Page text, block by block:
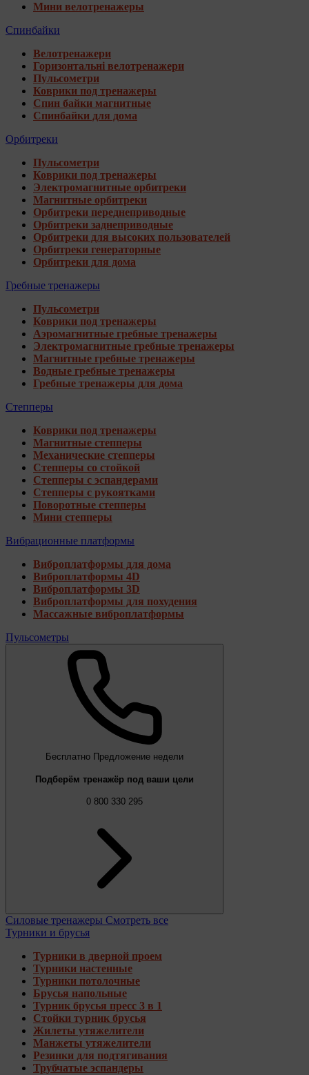
Мини велотренажеры
Спинбайки
Велотренажери
Горизонтальні велотренажери
Пульсометри
Коврики под тренажеры
Спин байки магнитные
Спинбайки для дома
Орбитреки
Пульсометри
Коврики под тренажеры
Электромагнитные орбитреки
Магнитные орбитреки
Орбитреки переднеприводные
Орбитреки заднеприводные
Орбитреки для высоких пользователей
Орбитреки генераторные
Орбитреки для дома
Гребные тренажеры
Пульсометри
Коврики под тренажеры
Аэромагнитные гребные тренажеры
Электромагнитные гребные тренажеры
Магнитные гребные тренажеры
Водные гребные тренажеры
Гребные тренажеры для дома
Степперы
Коврики под тренажеры
Магнитные степперы
Механические степперы
Степперы со стойкой
Степперы с эспандерами
Степперы с рукоятками
Поворотные степперы
Мини степперы
Вибрационные платформы
Виброплатформы для дома
Виброплатформы 4D
Виброплатформы 3D
Виброплатформы для похудения
Массажные виброплатформы
Пульсометры
Бесплатно Предложение недели
Подберём тренажёр под ваши цели
0 800 330 295
Силовые тренажеры Смотреть все
Турники и брусья
Турники в дверной проем
Турники настенные
Турники потолочные
Брусья напольные
Турник брусья пресс 3 в 1
Стойки турник брусья
Жилеты утяжелители
Манжеты утяжелители
Резинки для подтягивания
Трубчатые эспандеры